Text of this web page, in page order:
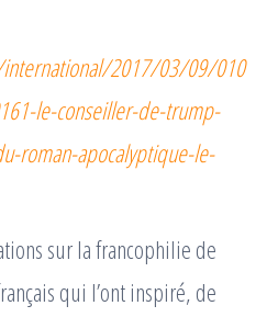
2017/03/09/010
le-conseiller-de-trump-
roman-apocalyptique-le-
sur la francophilie de
qui l’ont inspiré, de